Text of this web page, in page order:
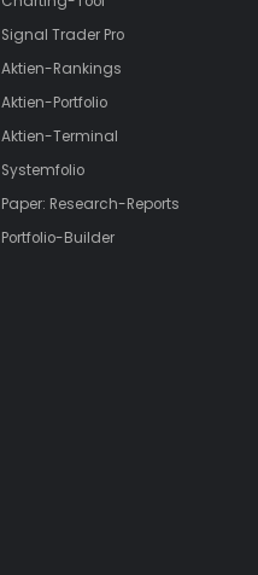
Signal Trader Pro
Aktien-Rankings
Aktien-Portfolio
Aktien-Terminal
Systemfolio
Paper: Research-Reports
Portfolio-Builder